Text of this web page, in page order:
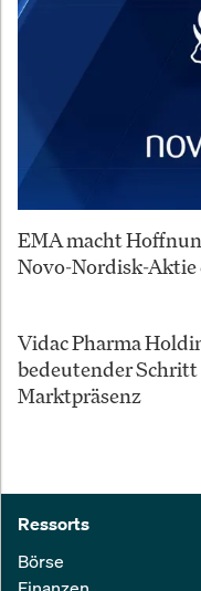
EMA macht
Novo-Nordisk-
Vidac Pharma
bedeutender
Marktpräsenz
Ressorts
Börse